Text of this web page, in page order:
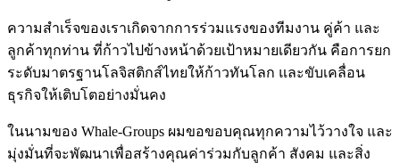
ความสำเร็จของเราเกิดจากการร่วมแรงของทีมงาน คู่ค้า และ
ลูกค้าทุกท่าน ที่ก้าวไปข้างหน้าด้วยเป้าหมายเดียวกัน คือการยก
ระดับมาตรฐานโลจิสติกส์ไทยให้ก้าวทันโลก และขับเคลื่อน
ธุรกิจให้เติบโตอย่างมั่นคง
ในนามของ Whale-Groups ผมขอขอบคุณทุกความไว้วางใจ และ
มุ่งมั่นที่จะพัฒนาเพื่อสร้างคุณค่าร่วมกับลูกค้า สังคม และสิ่ง